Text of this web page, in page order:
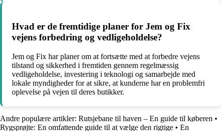
Hvad er de fremtidige planer for Jem og Fix
vejens forbedring og vedligeholdelse?
Jem og Fix har planer om at fortsætte med at forbedre vejens
tilstand og sikkerhed i fremtiden gennem regelmæssig
vedligeholdelse, investering i teknologi og samarbejde med
lokale myndigheder for at sikre, at kunderne har en problemfri
oplevelse på vejen til deres butikker.
Andre populære artikler: Rutsjebane til haven – En guide til køberen •
Rygsprøjte: En omfattende guide til at vælge den rigtige • En